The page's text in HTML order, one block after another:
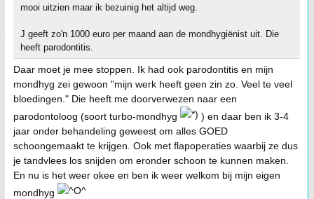
mooi uitzien maar ik bezuinig het altijd weg.
J geeft zo'n 1000 euro per maand aan de mondhygiënist uit. Die
heeft parodontitis.
Daar moet je mee stoppen. Ik had ook parodontitis en mijn
mondhyg zei gewoon "mijn werk heeft geen zin zo. Veel te veel
bloedingen." Die heeft me doorverwezen naar een
parodontoloog (soort turbo-mondhyg
) en daar ben ik 3-4
jaar onder behandeling geweest om alles GOED
schoongemaakt te krijgen. Ook met flapoperaties waarbij ze dus
je tandvlees los snijden om eronder schoon te kunnen maken.
En nu is het weer okee en ben ik weer welkom bij mijn eigen
mondhyg